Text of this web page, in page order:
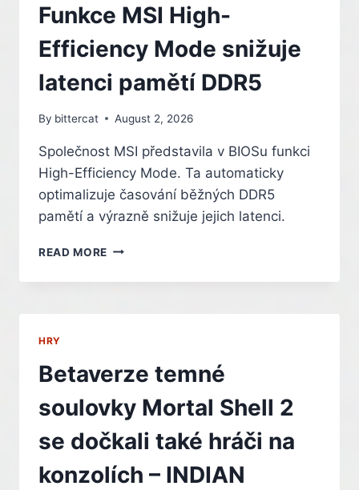
Funkce MSI High-
Efficiency Mode snižuje
latenci pamětí DDR5
By bittercat August 2, 2026
Společnost MSI představila v BIOSu funkci
High-Efficiency Mode. Ta automaticky
optimalizuje časování běžných DDR5
pamětí a výrazně snižuje jejich latenci.
READ MORE FUNKCE
HIGH-
DDR5
HRY
Betaverze temné
soulovky Mortal Shell 2
se dočkali také hráči na
konzolích – INDIAN